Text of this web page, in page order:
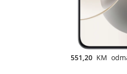
551,20 KM